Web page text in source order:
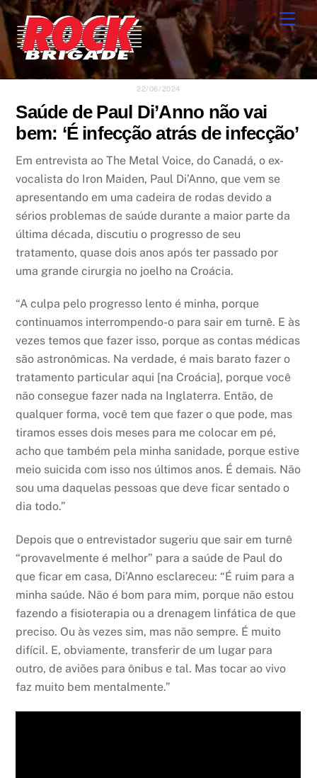
Skip
to
content
22/06/2024
Saúde de Paul Di’Anno não vai
bem: ‘É infecção atrás de infecção’
Em entrevista ao The Metal Voice, do Canadá, o ex-
vocalista do Iron Maiden, Paul Di’Anno, que vem se
apresentando em uma cadeira de rodas devido a
sérios problemas de saúde durante a maior parte da
última década, discutiu o progresso de seu
tratamento, quase dois anos após ter passado por
uma grande cirurgia no joelho na Croácia.
“A culpa pelo progresso lento é minha, porque
continuamos interrompendo-o para sair em turnê. E às
vezes temos que fazer isso, porque as contas médicas
são astronômicas. Na verdade, é mais barato fazer o
tratamento particular aqui [na Croácia], porque você
não consegue fazer nada na Inglaterra. Então, de
qualquer forma, você tem que fazer o que pode, mas
tiramos esses dois meses para me colocar em pé,
acho que também pela minha sanidade, porque estive
meio suicida com isso nos últimos anos. É demais. Não
sou uma daquelas pessoas que deve ficar sentado o
dia todo.”
Depois que o entrevistador sugeriu que sair em turnê
“provavelmente é melhor” para a saúde de Paul do
que ficar em casa, Di’Anno esclareceu: “É ruim para a
minha saúde. Não é bom para mim, porque não estou
fazendo a fisioterapia ou a drenagem linfática de que
preciso. Ou às vezes sim, mas não sempre. É muito
difícil. E, obviamente, transferir de um lugar para
outro, de aviões para ônibus e tal. Mas tocar ao vivo
faz muito bem mentalmente.”